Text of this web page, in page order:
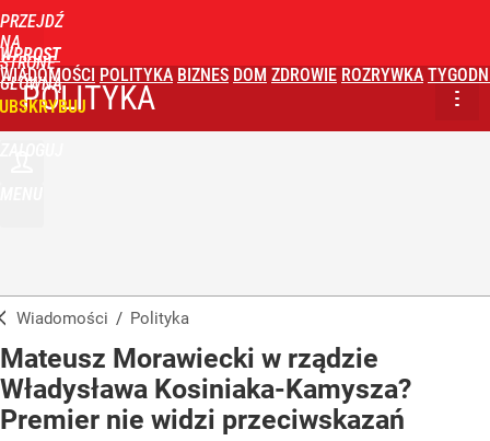
PRZEJDŹ
NA
STRONĘ
GŁÓWNĄ
WPROST
WIADOMOŚCI POLITYKA BIZNES DOM ZDROWIE ROZRYWKA
POLITYKA
Wiadomości / Polityka
Mateusz Morawiecki w rządzie
Władysława Kosiniaka-Kamysza?
Premier nie widzi przeciwskazań